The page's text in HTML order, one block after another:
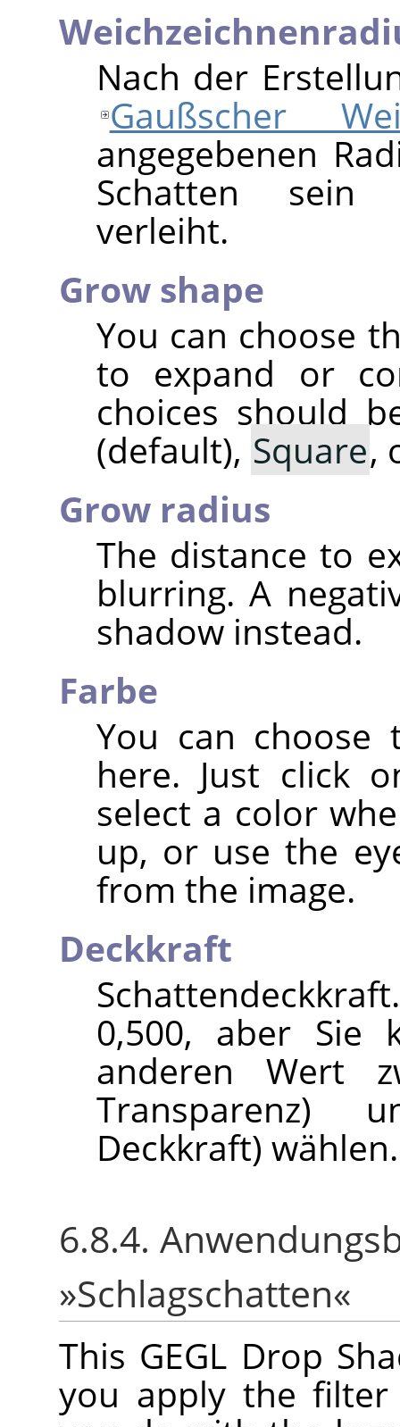
Nach der
Gaußscher
angegebenen
Schatten sein
verleiht.
Grow shape
You can choose
to expand or
choices should
(default), Square,
Grow radius
The distance to
blurring. A
shadow instead.
Farbe
You can
here. Just click
select a color
up, or use the
from the image.
Deckkraft
0,500, aber Sie
anderen Wert
Transparenz)
Deckkraft) wählen.
6.8.4.
»Schlagschatten«
This GEGL Drop
you apply the